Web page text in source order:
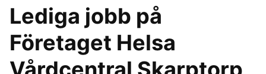
Lediga jobb på
Företaget Helsa